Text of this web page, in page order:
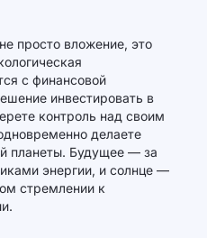
просто вложение, это
с финансовой
инвестировать в
контроль над своим
делаете
планеты. Будущее — за
энергии, и солнце —
стремлении к